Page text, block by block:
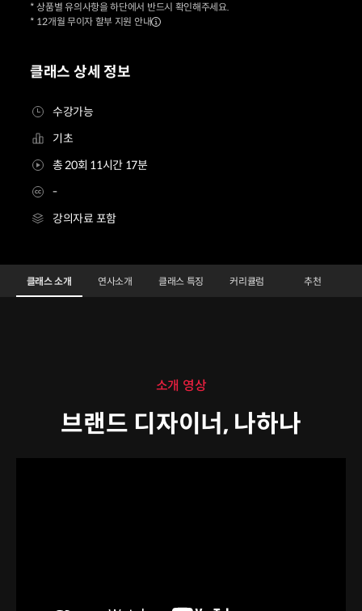
클래스 상세 정보
수강가능
기초
총 20회 11시간 17분
-
강의자료 포함
* 상품별 유의사항을 하단에서 반드시 확인해주세요.
* 12개월 무이자 할부 지원 안내
브랜드 디자이너 나하나Details
Configuration Information Shortcuts
클래스 소개 연사소개 클래스 특징 커리큘럼 추천
소개 영상
브랜드 디자이너, 나하나